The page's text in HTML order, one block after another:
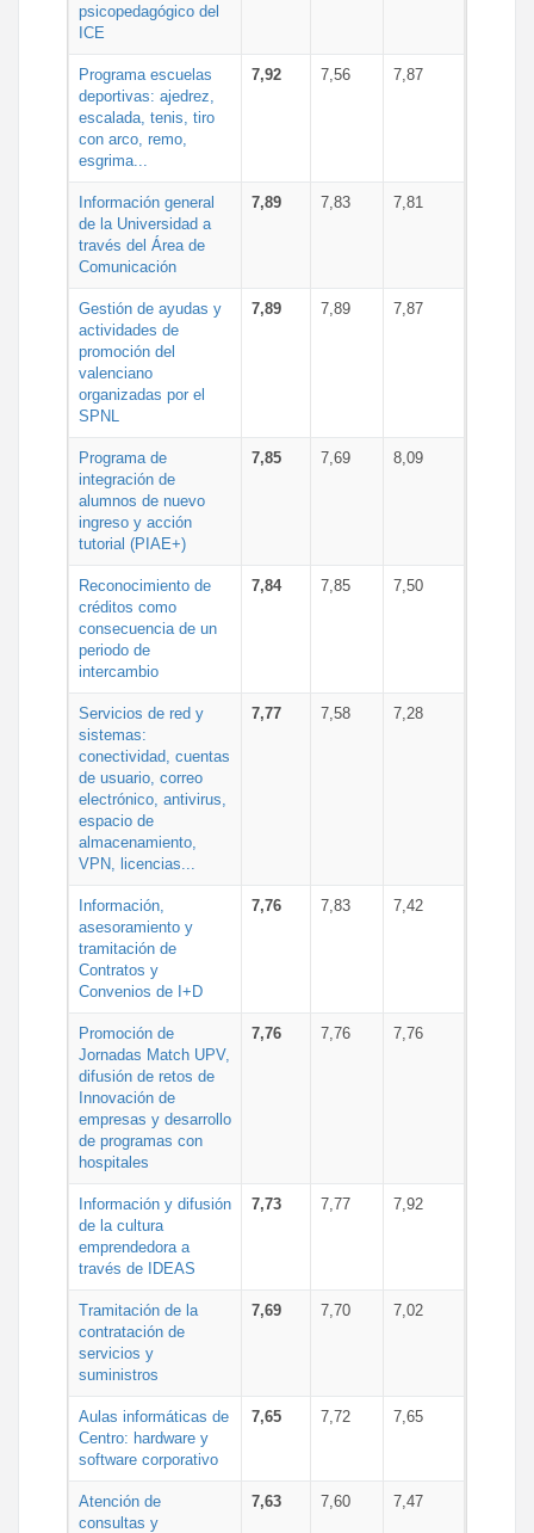
psicopedagógico del
ICE
Programa escuelas
deportivas: ajedrez,
escalada, tenis, tiro
con arco, remo,
esgrima...
7,92 7,56 7,87
Información general
de la Universidad a
través del Área de
Comunicación
7,89 7,83 7,81
Gestión de ayudas y
actividades de
promoción del
valenciano
organizadas por el
SPNL
7,89 7,89 7,87
Programa de
integración de
alumnos de nuevo
ingreso y acción
tutorial (PIAE+)
7,85 7,69 8,09
Reconocimiento de
créditos como
consecuencia de un
periodo de
intercambio
7,84 7,85 7,50
Servicios de red y
sistemas:
conectividad, cuentas
de usuario, correo
electrónico, antivirus,
espacio de
almacenamiento,
VPN, licencias...
7,77 7,58 7,28
Información,
asesoramiento y
tramitación de
Contratos y
Convenios de I+D
7,76 7,83 7,42
Promoción de
Jornadas Match UPV,
difusión de retos de
Innovación de
empresas y desarrollo
de programas con
hospitales
7,76 7,76 7,76
Información y difusión
de la cultura
emprendedora a
través de IDEAS
7,73 7,77 7,92
Tramitación de la
contratación de
servicios y
suministros
7,69 7,70 7,02
Aulas informáticas de
Centro: hardware y
software corporativo
7,65 7,72 7,65
Atención de
consultas y
7,63 7,60 7,47